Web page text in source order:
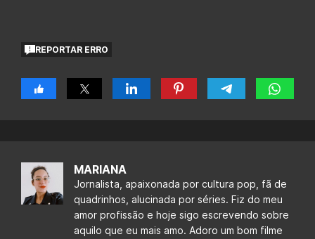
REPORTAR ERRO
MARIANA
Jornalista, apaixonada por cultura pop, fã de
quadrinhos, alucinada por séries. Fiz do meu
amor profissão e hoje sigo escrevendo sobre
aquilo que eu mais amo. Adoro um bom filme